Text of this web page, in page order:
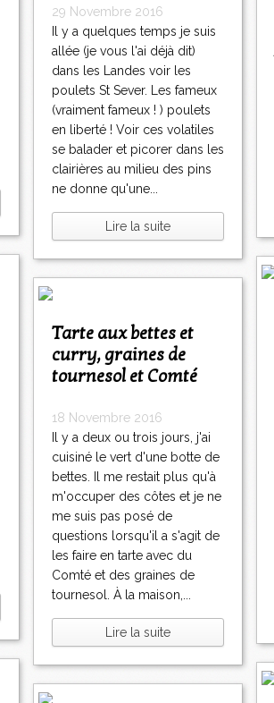
29 Novembre 2016
Il y a quelques temps je suis
allée (je vous l'ai déjà dit)
dans les Landes voir les
poulets St Sever. Les fameux
(vraiment fameux ! ) poulets
en liberté ! Voir ces volatiles
se balader et picorer dans les
clairières au milieu des pins
ne donne qu'une...
Lire la suite
Tarte aux bettes et
curry, graines de
tournesol et Comté
18 Novembre 2016
Il y a deux ou trois jours, j'ai
cuisiné le vert d'une botte de
bettes. Il me restait plus qu'à
m'occuper des côtes et je ne
me suis pas posé de
questions lorsqu'il a s'agit de
les faire en tarte avec du
Comté et des graines de
tournesol. À la maison,...
Lire la suite